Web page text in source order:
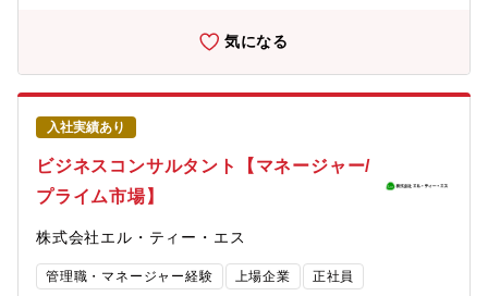
テーマに限らない様々なアサイン機会がございます。■経営戦略・
中長期経営方針/中期経営計画の策定支援・事業成長に向けた資本
政策立案/実行支援・イノベーション戦略の策定支援（M&A支援含
む）・事業再生支援、PMI支援■事業戦略・新規事業の開発支援
（マーケット調査/市場分析、事業計画策定など）・事業展開に向
けた拡販支援（営業戦略、販売戦略、コミュニケーション戦略な
ど）【同社の魅力】■LTSは、「可能性を解き放つ」というミッシ
ョンの下、デジタル時代のベスト・パートナーとして、経営・業
務・ITなど多面的な領域において 戦略から実行まで多面的な支
在を目指しています。■2017年マザーズ上場も契機に、事業領域
を加速度的に拡大させており、社員にとっても、豊富な成長機会
があります。■現時点では、国内比率が大半を占めるものの、
気になる
入社実績あり
ビジネスコンサルタント【マネージャー/
プライム市場】
株式会社エル・ティー・エス
管理職・マネージャー経験 上場企業 正社員